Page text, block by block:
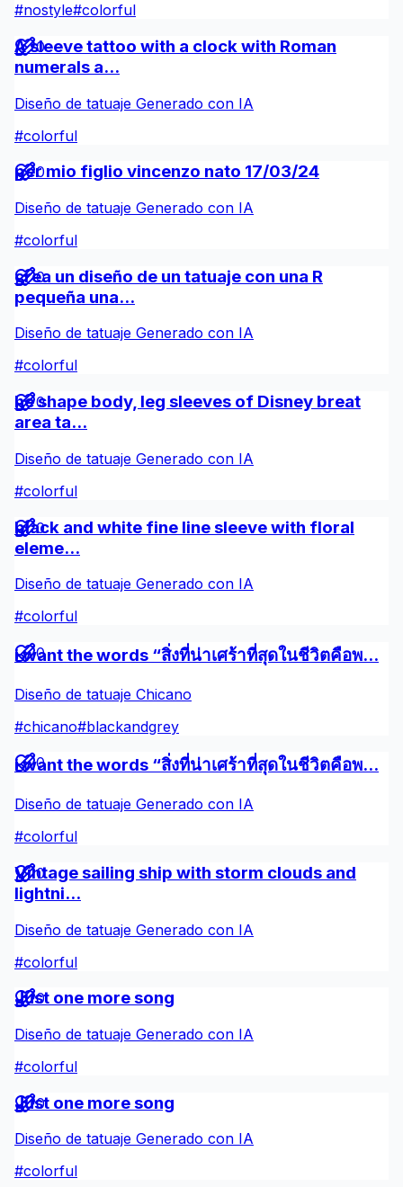
#nostyle#colorful
0
A sleeve tattoo with a clock with Roman
numerals a...
Diseño de tatuaje Generado con IA
#colorful
0
per mio figlio vincenzo nato 17/03/24
Diseño de tatuaje Generado con IA
#colorful
0
crea un diseño de un tatuaje con una R
pequeña una...
Diseño de tatuaje Generado con IA
#colorful
0
he shape body, leg sleeves of Disney breat
area ta...
Diseño de tatuaje Generado con IA
#colorful
0
black and white fine line sleeve with floral
eleme...
Diseño de tatuaje Generado con IA
#colorful
0
i want the words “สิ่งที่น่าเศร้าที่สุดในชีวิตคือพ...
Diseño de tatuaje Chicano
#chicano#blackandgrey
0
i want the words “สิ่งที่น่าเศร้าที่สุดในชีวิตคือพ...
Diseño de tatuaje Generado con IA
#colorful
0
Vintage sailing ship with storm clouds and
lightni...
Diseño de tatuaje Generado con IA
#colorful
0
Just one more song
Diseño de tatuaje Generado con IA
#colorful
0
Just one more song
Diseño de tatuaje Generado con IA
#colorful